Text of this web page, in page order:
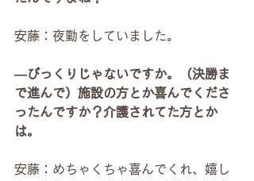
安藤：夜勤をしていました。
―びっくりじゃないですか。（決勝ま
で進んで）施設の方とか喜んでくださ
ったんですか？介護されてた方とか
は。
安藤：めちゃくちゃ喜んでくれ、嬉し